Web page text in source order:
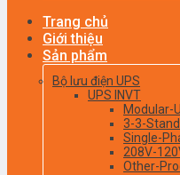
Trang chủ
Giới thiệu
Sản phẩm
Bộ lưu điện UPS
UPS INVT
Modular-
3-3-
Single-
208V-
Other-